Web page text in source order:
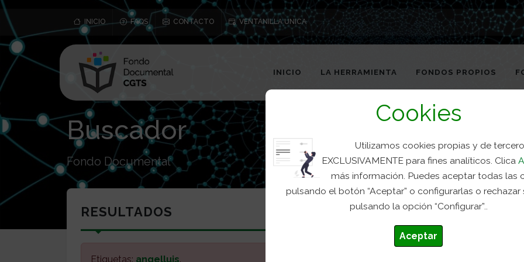
Cookies
Utilizamos cookies propias y de
EXCLUSIVAMENTE para fines analíticos. Clica
más información. Puedes aceptar todas las
pulsando el botón “Aceptar” o configurarlas o rechazar
pulsando la opción “Configurar”..
Aceptar
INICIO FAQS CONTACTO VENTANILLA UNICA
INICIO LA HERRAMIENTA FONDOS PROPIOS
Buscador
Fondo Documental
RESULTADOS
Etiquetas: angelluis.